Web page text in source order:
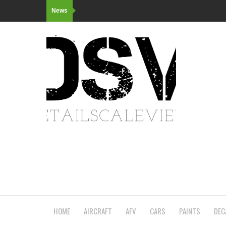
News
HOME AIRCRAFT AFV CARS PAINTS